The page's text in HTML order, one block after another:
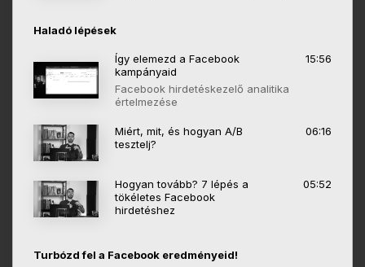
Haladó lépések
Így elemezd a Facebook
kampányaid
15:56
Facebook hirdetéskezelő analitika
értelmezése
Miért, mit, és hogyan A/B
tesztelj?
06:16
Hogyan tovább? 7 lépés a
tökéletes Facebook
hirdetéshez
05:52
Turbózd fel a Facebook eredményeid!